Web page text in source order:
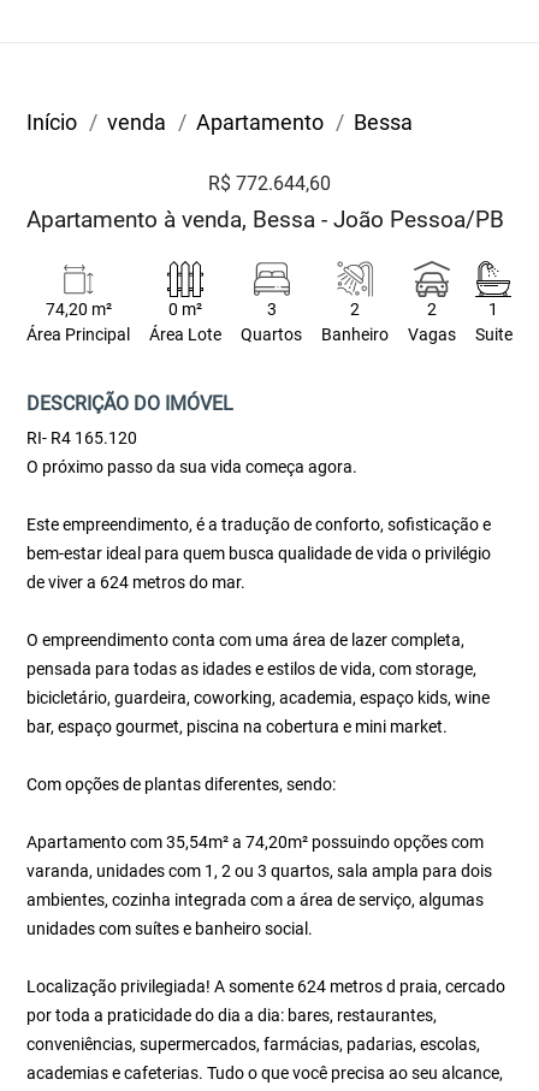
Início venda Apartamento Bessa
R$ 772.644,60
Apartamento à venda, Bessa - João Pessoa/PB
74,20 m²
Área Principal
0 m²
Área Lote
3
Quartos
2
Banheiro
2
Vagas
1
Suite
DESCRIÇÃO DO IMÓVEL
RI- R4 165.120
O próximo passo da sua vida começa agora.
Este empreendimento, é a tradução de conforto, sofisticação e
bem-estar ideal para quem busca qualidade de vida o privilégio
de viver a 624 metros do mar.
O empreendimento conta com uma área de lazer completa,
pensada para todas as idades e estilos de vida, com storage,
bicicletário, guardeira, coworking, academia, espaço kids, wine
bar, espaço gourmet, piscina na cobertura e mini market.
Com opções de plantas diferentes, sendo:
Apartamento com 35,54m² a 74,20m² possuindo opções com
varanda, unidades com 1, 2 ou 3 quartos, sala ampla para dois
ambientes, cozinha integrada com a área de serviço, algumas
unidades com suítes e banheiro social.
Localização privilegiada! A somente 624 metros d praia, cercado
por toda a praticidade do dia a dia: bares, restaurantes,
conveniências, supermercados, farmácias, padarias, escolas,
academias e cafeterias. Tudo o que você precisa ao seu alcance,